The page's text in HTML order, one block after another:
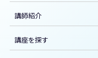
講師紹介
講座を探す